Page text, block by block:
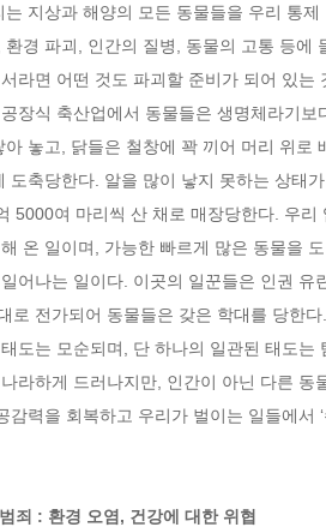
는 지상과 해양의 모든 동물들을 우리 통
환경 파괴, 인간의 질병, 동물의 고통 등
라면 어떤 것도 파괴할 준비가 되어 있는
장식 축산업에서 동물들은 생명체라기
아 놓고, 닭들은 철창에 꽉 끼어 머리 위
도축당한다. 알을 많이 낳지 못하는 상태
5000여 마리씩 산 채로 매장당한다. 우
온 일이며, 가능한 빠르게 많은 동물을
어나는 일이다. 이곳의 일꾼들은 인권
로 전가되어 동물들은 갖은 학대를 당한
도는 모순되며, 단 하나의 일관된 태도
라하게 드러나지만, 인간이 아닌 다른
감력을 회복하고 우리가 벌이는 일들에서
죄 : 환경 오염, 건강에 대한 위협